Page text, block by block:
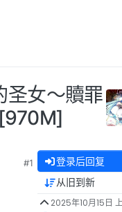
圣女～贖罪
#1 登录后回复
从旧到新
2025年10月15日